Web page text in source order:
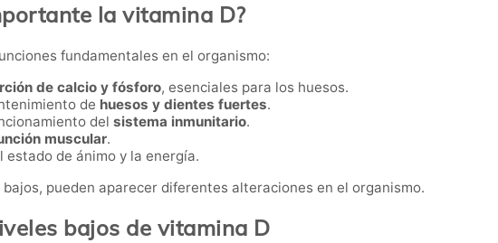
la vitamina D?
fundamentales en el organismo:
de calcio y fósforo, esenciales para los huesos.
de huesos y dientes fuertes.
del sistema inmunitario.
muscular.
estado de ánimo y la energía.
pueden aparecer diferentes alteraciones en el organismo.
bajos de vitamina D